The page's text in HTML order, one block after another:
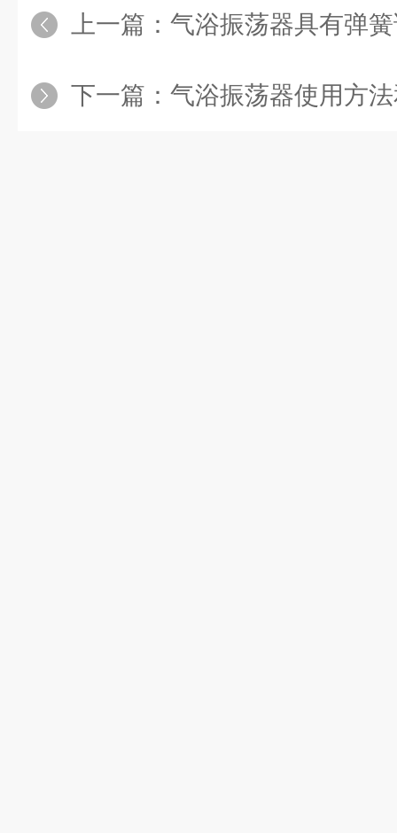
上一篇： 气浴振荡器具有弹
下一篇： 气浴振荡器使用方